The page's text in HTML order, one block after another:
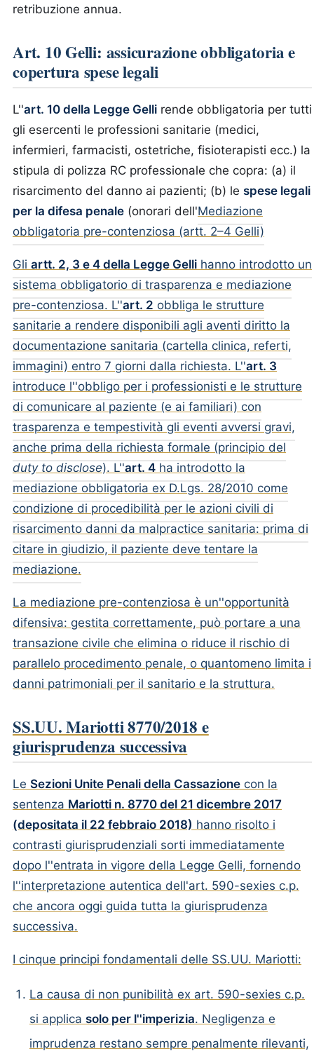
retribuzione annua.
Art. 10 Gelli: assicurazione obbligatoria e
copertura spese legali
L''art. 10 della Legge Gelli rende obbligatoria per tutti
gli esercenti le professioni sanitarie (medici,
infermieri, farmacisti, ostetriche, fisioterapisti ecc.) la
stipula di polizza RC professionale che copra: (a) il
risarcimento del danno ai pazienti; (b) le spese legali
per la difesa penale (onorari dell'Mediazione
obbligatoria pre-contenziosa (artt. 2–4 Gelli)
Gli artt. 2, 3 e 4 della Legge Gelli hanno introdotto un
sistema obbligatorio di trasparenza e mediazione
pre-contenziosa. L''art. 2 obbliga le strutture
sanitarie a rendere disponibili agli aventi diritto la
documentazione sanitaria (cartella clinica, referti,
immagini) entro 7 giorni dalla richiesta. L''art. 3
introduce l''obbligo per i professionisti e le strutture
di comunicare al paziente (e ai familiari) con
trasparenza e tempestività gli eventi avversi gravi,
anche prima della richiesta formale (principio del
duty to disclose). L''art. 4 ha introdotto la
mediazione obbligatoria ex D.Lgs. 28/2010 come
condizione di procedibilità per le azioni civili di
risarcimento danni da malpractice sanitaria: prima di
citare in giudizio, il paziente deve tentare la
mediazione.
La mediazione pre-contenziosa è un''opportunità
difensiva: gestita correttamente, può portare a una
transazione civile che elimina o riduce il rischio di
parallelo procedimento penale, o quantomeno limita i
danni patrimoniali per il sanitario e la struttura.
SS.UU. Mariotti 8770/2018 e
giurisprudenza successiva
Le Sezioni Unite Penali della Cassazione con la
sentenza Mariotti n. 8770 del 21 dicembre 2017
(depositata il 22 febbraio 2018) hanno risolto i
contrasti giurisprudenziali sorti immediatamente
dopo l''entrata in vigore della Legge Gelli, fornendo
l''interpretazione autentica dell'art. 590-sexies c.p.
che ancora oggi guida tutta la giurisprudenza
successiva.
I cinque principi fondamentali delle SS.UU. Mariotti:
La causa di non punibilità ex art. 590-sexies c.p.
si applica solo per l''imperizia. Negligenza e
imprudenza restano sempre penalmente rilevanti,